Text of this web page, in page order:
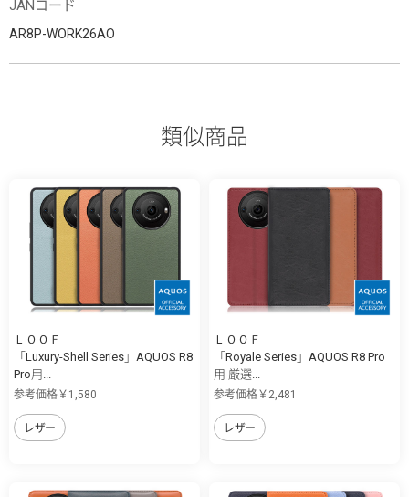
JANコード
AR8P-WORK26AO
類似商品
ＬＯＯＦ
「Luxury-Shell Series」AQUOS R8
Pro用...
参考価格￥1,580
レザー
ＬＯＯＦ
「Royale Series」AQUOS R8 Pro
用 厳選...
参考価格￥2,481
レザー